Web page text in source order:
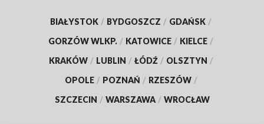
BIAŁYSTOK / BYDGOSZCZ / GDAŃSK /
GORZÓW WLKP. / KATOWICE / KIELCE /
KRAKÓW / LUBLIN / ŁÓDŹ / OLSZTYN /
OPOLE / POZNAŃ / RZESZÓW /
SZCZECIN / WARSZAWA / WROCŁAW